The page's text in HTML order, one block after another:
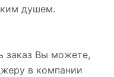
душем.
заказ Вы можете,
в компании